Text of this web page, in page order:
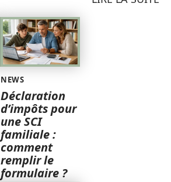
NEWS
Déclaration
d’impôts pour
une SCI
familiale :
comment
remplir le
formulaire ?